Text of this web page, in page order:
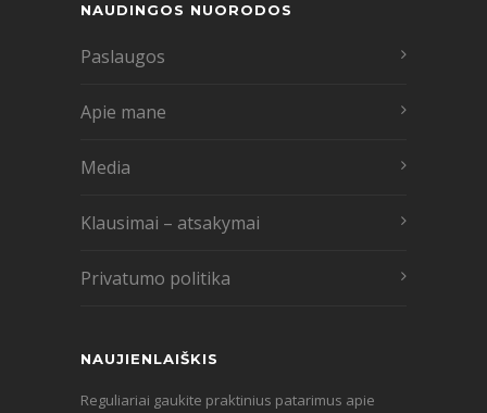
NAUDINGOS NUORODOS
Paslaugos
Apie mane
Media
Klausimai – atsakymai
Privatumo politika
NAUJIENLAIŠKIS
Reguliariai gaukite praktinius patarimus apie